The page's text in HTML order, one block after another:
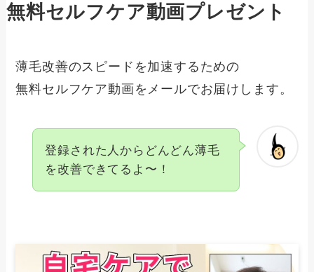
無料セルフケア動画プレゼント
薄毛改善のスピードを加速するための
無料セルフケア動画をメールでお届けします。
登録された人からどんどん薄毛
を改善できてるよ〜！